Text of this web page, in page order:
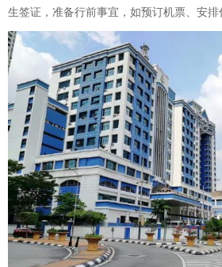
生签证，准备行前事宜，如预订机票、安排